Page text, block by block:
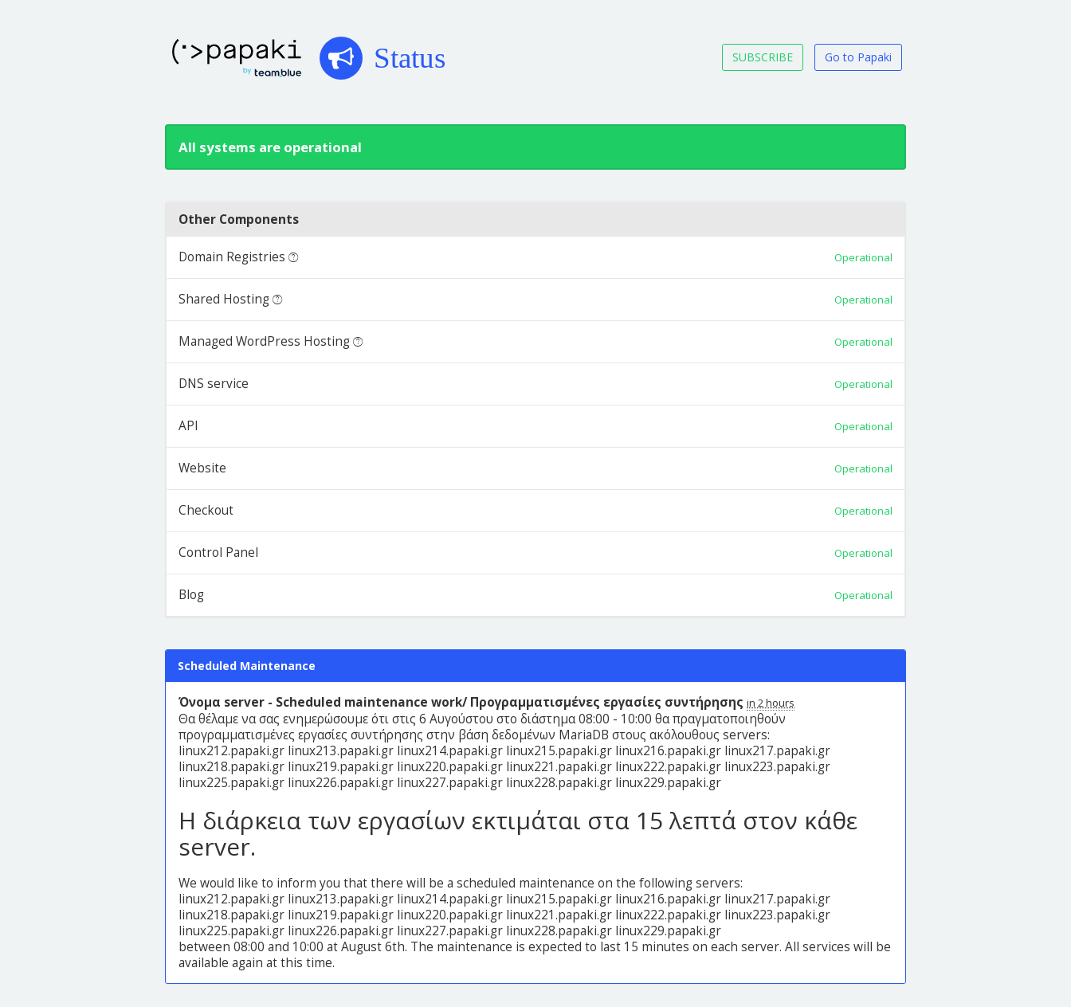
Status SUBSCRIBE Go to Papaki
All systems are operational
Other Components
Domain Registries Operational
Shared Hosting Operational
Managed WordPress Hosting Operational
DNS service Operational
API Operational
Website Operational
Checkout Operational
Control Panel Operational
Blog Operational
Scheduled Maintenance
Όνομα server - Scheduled maintenance work/ Προγραμματισμένες εργασίες συντήρησης in 2 hours
Θα θέλαμε να σας ενημερώσουμε ότι στις 6 Αυγούστου στο διάστημα 08:00 - 10:00 θα πραγματοποιηθούν
προγραμματισμένες εργασίες συντήρησης στην βάση δεδομένων MariaDB στους ακόλουθους servers:
linux212.papaki.gr linux213.papaki.gr linux214.papaki.gr linux215.papaki.gr linux216.papaki.gr linux217.papaki.gr
linux218.papaki.gr linux219.papaki.gr linux220.papaki.gr linux221.papaki.gr linux222.papaki.gr linux223.papaki.gr
linux225.papaki.gr linux226.papaki.gr linux227.papaki.gr linux228.papaki.gr linux229.papaki.gr
Η διάρκεια των εργασίων εκτιμάται στα 15 λεπτά στον κάθε
server.
We would like to inform you that there will be a scheduled maintenance on the following servers:
linux212.papaki.gr linux213.papaki.gr linux214.papaki.gr linux215.papaki.gr linux216.papaki.gr linux217.papaki.gr
linux218.papaki.gr linux219.papaki.gr linux220.papaki.gr linux221.papaki.gr linux222.papaki.gr linux223.papaki.gr
linux225.papaki.gr linux226.papaki.gr linux227.papaki.gr linux228.papaki.gr linux229.papaki.gr
between 08:00 and 10:00 at August 6th. The maintenance is expected to last 15 minutes on each server. All services will be
available again at this time.